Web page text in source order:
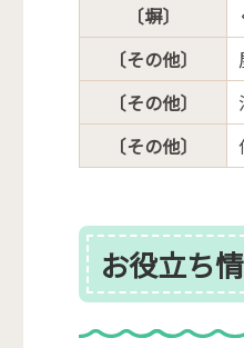
〔塀〕
〔その他〕
〔その他〕
〔その他〕
お役立ち